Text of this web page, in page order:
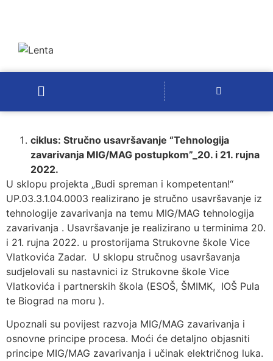
ciklus: Stručno usavršavanje “Tehnologija
zavarivanja MIG/MAG postupkom”_20. i 21. rujna
2022.
U sklopu projekta „Budi spreman i kompetentan!“
UP.03.3.1.04.0003 realizirano je stručno usavršavanje iz
tehnologije zavarivanja na temu MIG/MAG tehnologija
zavarivanja . Usavršavanje je realizirano u terminima 20.
i 21. rujna 2022. u prostorijama Strukovne škole Vice
Vlatkovića Zadar. U sklopu stručnog usavršavanja
sudjelovali su nastavnici iz Strukovne škole Vice
Vlatkovića i partnerskih škola (ESOŠ, ŠMIMK, IOŠ Pula
te Biograd na moru ).
Upoznali su povijest razvoja MIG/MAG zavarivanja i
osnovne principe procesa. Moći će detaljno objasniti
principe MIG/MAG zavarivanja i učinak električnog luka.